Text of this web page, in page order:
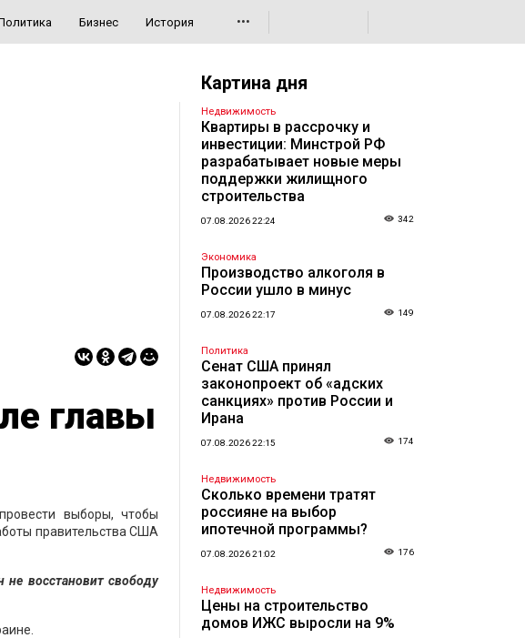
Бизнес История •••
главы
выборы, чтобы
правительства США
восстановит свободу
Картина дня
Недвижимость
Квартиры в рассрочку и
инвестиции: Минстрой РФ
разрабатывает новые меры
поддержки жилищного
строительства
07.08.2026 22:24 342
Экономика
Производство алкоголя в
России ушло в минус
07.08.2026 22:17 149
Политика
Сенат США принял
законопроект об «адских
санкциях» против России и
Ирана
07.08.2026 22:15 174
Недвижимость
Сколько времени тратят
россияне на выбор
ипотечной программы?
07.08.2026 21:02 176
Недвижимость
Цены на строительство
домов ИЖС выросли на 9%